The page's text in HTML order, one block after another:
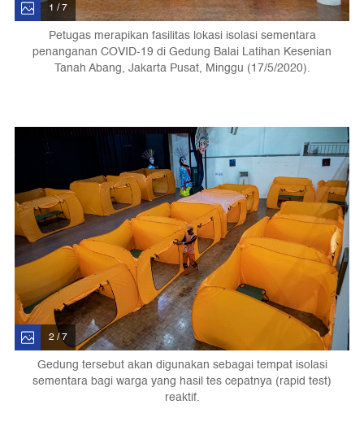
1 / 7
Petugas merapikan fasilitas lokasi isolasi sementara
penanganan COVID-19 di Gedung Balai Latihan Kesenian
Tanah Abang, Jakarta Pusat, Minggu (17/5/2020).
2 / 7
Gedung tersebut akan digunakan sebagai tempat isolasi
sementara bagi warga yang hasil tes cepatnya (rapid test)
reaktif.